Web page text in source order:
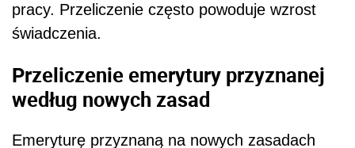
pracy. Przeliczenie często powoduje wzrost
świadczenia.
Przeliczenie emerytury przyznanej
według nowych zasad
Emeryturę przyznaną na nowych zasadach